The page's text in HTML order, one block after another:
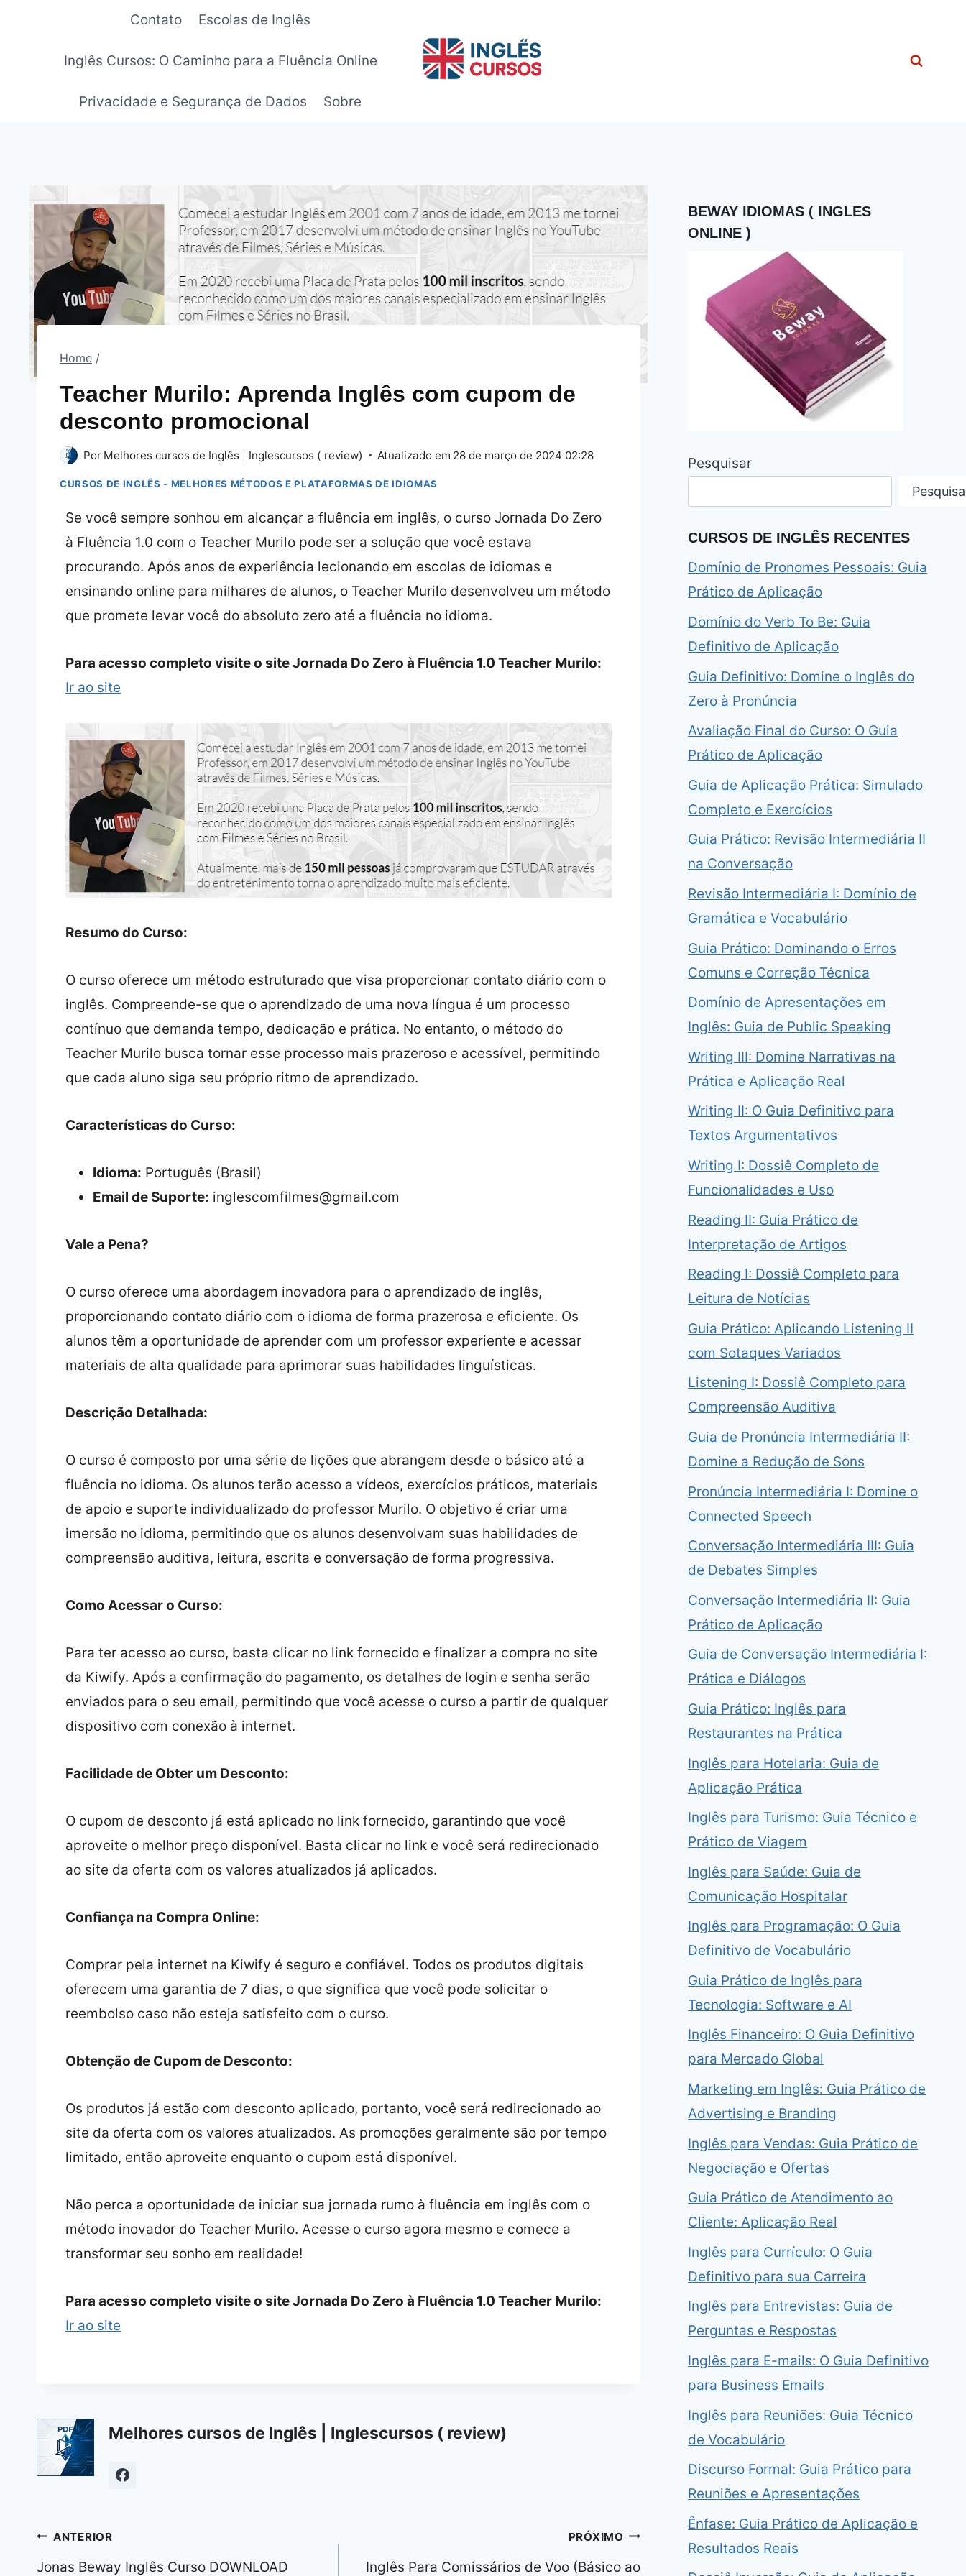
Contato Escolas de Inglês
Inglês Cursos: O Caminho para a Fluência Online
Privacidade e Segurança de Dados Sobre
Home /
Teacher Murilo: Aprenda Inglês com cupom de
desconto promocional
Por Melhores cursos de Inglês | Inglescursos ( review) Atualizado em 28 de março de 2024 02:28
CURSOS DE INGLÊS - MELHORES MÉTODOS E PLATAFORMAS DE IDIOMAS
Se você sempre sonhou em alcançar a fluência em inglês, o curso Jornada Do Zero
à Fluência 1.0 com o Teacher Murilo pode ser a solução que você estava
procurando. Após anos de experiência lecionando em escolas de idiomas e
ensinando online para milhares de alunos, o Teacher Murilo desenvolveu um método
que promete levar você do absoluto zero até a fluência no idioma.
Para acesso completo visite o site Jornada Do Zero à Fluência 1.0 Teacher Murilo:
Ir ao site
Resumo do Curso:
O curso oferece um método estruturado que visa proporcionar contato diário com o
inglês. Compreende-se que o aprendizado de uma nova língua é um processo
contínuo que demanda tempo, dedicação e prática. No entanto, o método do
Teacher Murilo busca tornar esse processo mais prazeroso e acessível, permitindo
que cada aluno siga seu próprio ritmo de aprendizado.
Características do Curso:
Idioma: Português (Brasil)
Email de Suporte: inglescomfilmes@gmail.com
Vale a Pena?
O curso oferece uma abordagem inovadora para o aprendizado de inglês,
proporcionando contato diário com o idioma de forma prazerosa e eficiente. Os
alunos têm a oportunidade de aprender com um professor experiente e acessar
materiais de alta qualidade para aprimorar suas habilidades linguísticas.
Descrição Detalhada:
O curso é composto por uma série de lições que abrangem desde o básico até a
fluência no idioma. Os alunos terão acesso a vídeos, exercícios práticos, materiais
de apoio e suporte individualizado do professor Murilo. O objetivo é criar uma
imersão no idioma, permitindo que os alunos desenvolvam suas habilidades de
compreensão auditiva, leitura, escrita e conversação de forma progressiva.
Como Acessar o Curso:
Para ter acesso ao curso, basta clicar no link fornecido e finalizar a compra no site
da Kiwify. Após a confirmação do pagamento, os detalhes de login e senha serão
enviados para o seu email, permitindo que você acesse o curso a partir de qualquer
dispositivo com conexão à internet.
Facilidade de Obter um Desconto:
O cupom de desconto já está aplicado no link fornecido, garantindo que você
aproveite o melhor preço disponível. Basta clicar no link e você será redirecionado
ao site da oferta com os valores atualizados já aplicados.
Confiança na Compra Online:
Comprar pela internet na Kiwify é seguro e confiável. Todos os produtos digitais
oferecem uma garantia de 7 dias, o que significa que você pode solicitar o
reembolso caso não esteja satisfeito com o curso.
Obtenção de Cupom de Desconto:
Os produtos já estão com desconto aplicado, portanto, você será redirecionado ao
site da oferta com os valores atualizados. As promoções geralmente são por tempo
limitado, então aproveite enquanto o cupom está disponível.
Não perca a oportunidade de iniciar sua jornada rumo à fluência em inglês com o
método inovador do Teacher Murilo. Acesse o curso agora mesmo e comece a
transformar seu sonho em realidade!
Para acesso completo visite o site Jornada Do Zero à Fluência 1.0 Teacher Murilo:
Ir ao site
Melhores cursos de Inglês | Inglescursos ( review)
Navegação
de
ANTERIOR
Jonas Beway Inglês Curso DOWNLOAD
PRÓXIMO
Inglês Para Comissários de Voo (Básico ao
BEWAY IDIOMAS ( INGLES
ONLINE )
Pesquisar
CURSOS DE INGLÊS RECENTES
Domínio de Pronomes Pessoais: Guia
Prático de Aplicação
Domínio do Verb To Be: Guia
Definitivo de Aplicação
Guia Definitivo: Domine o Inglês do
Zero à Pronúncia
Avaliação Final do Curso: O Guia
Prático de Aplicação
Guia de Aplicação Prática: Simulado
Completo e Exercícios
Guia Prático: Revisão Intermediária II
na Conversação
Revisão Intermediária I: Domínio de
Gramática e Vocabulário
Guia Prático: Dominando o Erros
Comuns e Correção Técnica
Domínio de Apresentações em
Inglês: Guia de Public Speaking
Writing III: Domine Narrativas na
Prática e Aplicação Real
Writing II: O Guia Definitivo para
Textos Argumentativos
Writing I: Dossiê Completo de
Funcionalidades e Uso
Reading II: Guia Prático de
Interpretação de Artigos
Reading I: Dossiê Completo para
Leitura de Notícias
Guia Prático: Aplicando Listening II
com Sotaques Variados
Listening I: Dossiê Completo para
Compreensão Auditiva
Guia de Pronúncia Intermediária II:
Domine a Redução de Sons
Pronúncia Intermediária I: Domine o
Connected Speech
Conversação Intermediária III: Guia
de Debates Simples
Conversação Intermediária II: Guia
Prático de Aplicação
Guia de Conversação Intermediária I:
Prática e Diálogos
Guia Prático: Inglês para
Restaurantes na Prática
Inglês para Hotelaria: Guia de
Aplicação Prática
Inglês para Turismo: Guia Técnico e
Prático de Viagem
Inglês para Saúde: Guia de
Comunicação Hospitalar
Inglês para Programação: O Guia
Definitivo de Vocabulário
Guia Prático de Inglês para
Tecnologia: Software e AI
Inglês Financeiro: O Guia Definitivo
para Mercado Global
Marketing em Inglês: Guia Prático de
Advertising e Branding
Inglês para Vendas: Guia Prático de
Negociação e Ofertas
Guia Prático de Atendimento ao
Cliente: Aplicação Real
Inglês para Currículo: O Guia
Definitivo para sua Carreira
Inglês para Entrevistas: Guia de
Perguntas e Respostas
Inglês para E-mails: O Guia Definitivo
para Business Emails
Inglês para Reuniões: Guia Técnico
de Vocabulário
Discurso Formal: Guia Prático para
Reuniões e Apresentações
Ênfase: Guia Prático de Aplicação e
Resultados Reais